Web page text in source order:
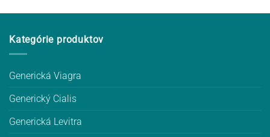
Kategórie produktov
Generická Viagra
Generický Cialis
Generická Levitra